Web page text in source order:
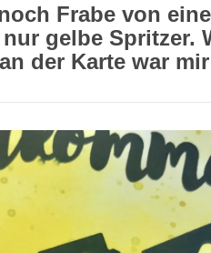
Frabe von
gelbe Spritzer.
der Karte war